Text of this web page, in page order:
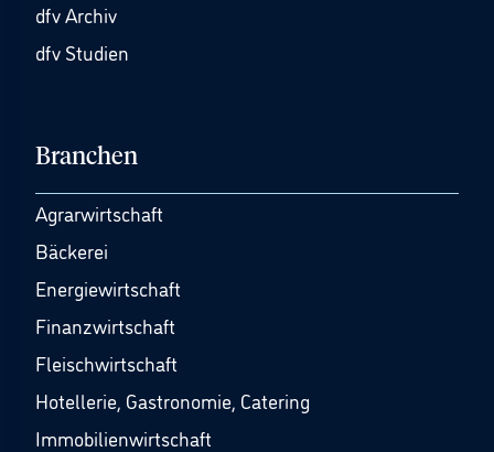
dfv Archiv
dfv Studien
Branchen
Agrarwirtschaft
Bäckerei
Energiewirtschaft
Finanzwirtschaft
Fleischwirtschaft
Hotellerie, Gastronomie, Catering
Immobilienwirtschaft